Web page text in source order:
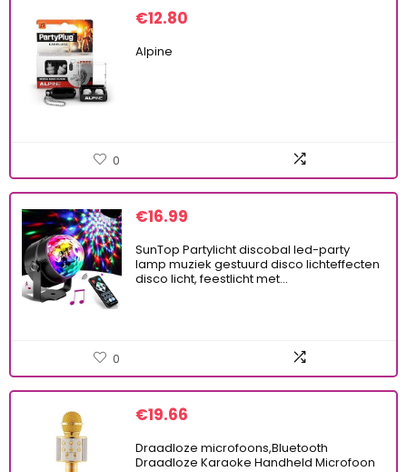
€12.80
Alpine
0
€16.99
SunTop Partylicht discobal led-party
lamp muziek gestuurd disco lichteffecten
disco licht, feestlicht met…
0
€19.66
Draadloze microfoons,Bluetooth
Draadloze Karaoke Handheld Microfoon